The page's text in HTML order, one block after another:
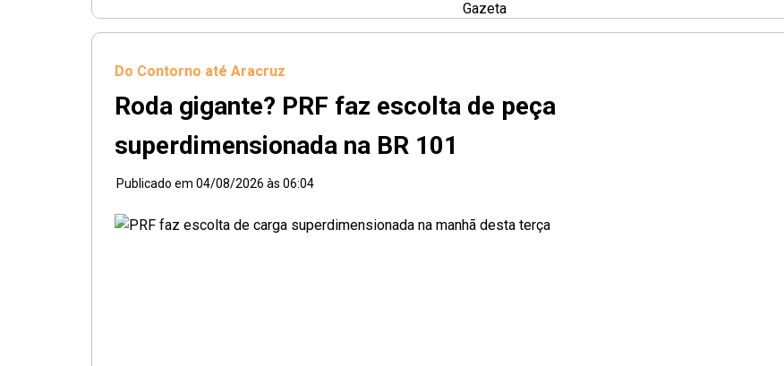
Do Contorno até Aracruz
Roda gigante? PRF faz escolta de peça
superdimensionada na BR 101
Publicado em 04/08/2026 às 06:04